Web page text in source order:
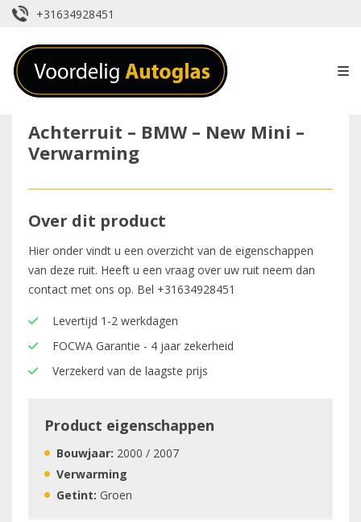
+31634928451
Achterruit – BMW – New Mini –
Verwarming
Over dit product
Hier onder vindt u een overzicht van de eigenschappen
van deze ruit. Heeft u een vraag over uw ruit neem dan
contact met ons op. Bel +31634928451
Levertijd 1-2 werkdagen
FOCWA Garantie - 4 jaar zekerheid
Verzekerd van de laagste prijs
Product eigenschappen
Bouwjaar: 2000 / 2007
Verwarming
Getint: Groen